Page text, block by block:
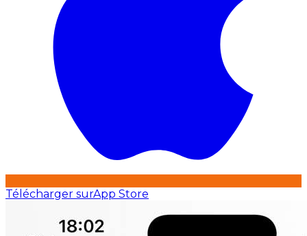
Télécharger surApp Store